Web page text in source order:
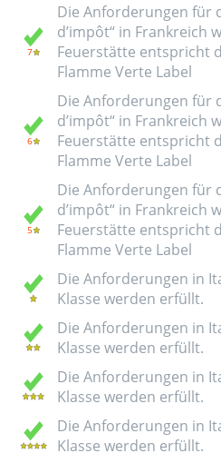
Die Anforderungen für
d’impôt“ in Frankreich
Feuerstätte entspricht
Flamme Verte Label
Die Anforderungen für
d’impôt“ in Frankreich
Feuerstätte entspricht
Flamme Verte Label
Die Anforderungen für
d’impôt“ in Frankreich
Feuerstätte entspricht
Flamme Verte Label
Die Anforderungen in
Klasse werden erfüllt.
Die Anforderungen in
Klasse werden erfüllt.
Die Anforderungen in
Klasse werden erfüllt.
Die Anforderungen in
Klasse werden erfüllt.